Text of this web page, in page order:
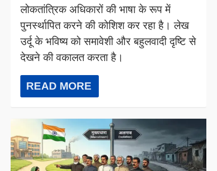
लोकतांत्रिक अधिकारों की भाषा के रूप में
पुनर्स्थापित करने की कोशिश कर रहा है। लेख
उर्दू के भविष्य को समावेशी और बहुलवादी दृष्टि से
देखने की वकालत करता है।
READ MORE